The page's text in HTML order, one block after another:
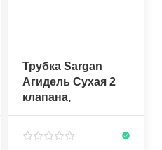
Трубка Sargan
Агидель Сухая 2
клапана,
прозрачный/
силикон